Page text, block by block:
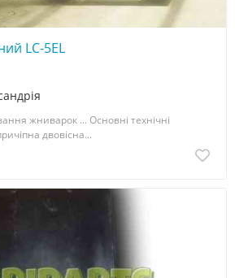
LC-5ЕL
жниварок ... Основні технічні
двовісна...